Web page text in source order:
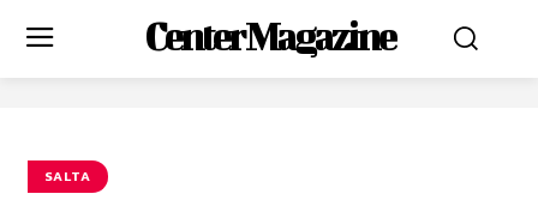
Center Magazine
SALTA